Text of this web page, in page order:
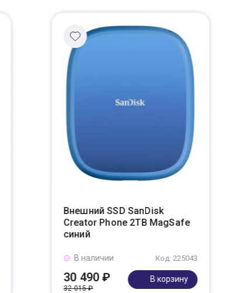
Внешний SSD SanDisk
Creator Phone 2TB MagSafe
синий
Код: 225043
В наличии
30 490 ₽
32 015 ₽
В корзину